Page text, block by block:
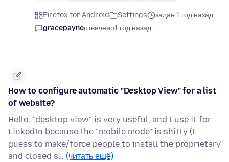
Firefox for Android Settings
задан 1 год назад
gracepayneотвечено1 год назад
How to configure automatic "Desktop View" for a list
of website?
Hello, "desktop view" is very useful, and I use it for
LinkedIn because the "mobile mode" is shitty (I
guess to make/force people to install the proprietary
and closed s… (читать ещё)